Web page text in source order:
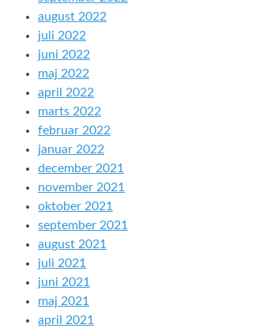
august 2022
juli 2022
juni 2022
maj 2022
april 2022
marts 2022
februar 2022
januar 2022
december 2021
november 2021
oktober 2021
september 2021
august 2021
juli 2021
juni 2021
maj 2021
april 2021